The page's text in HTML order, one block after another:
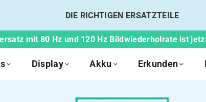
DIE RICHTIGEN ERSATZTEILE
mit 80 Hz und 120 Hz Bildwiederholrate ist
Display Akku Erkunden